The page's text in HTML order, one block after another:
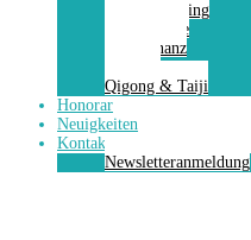
Hypnocoaching
Kinesiologie
Bioresonanz
Qigong & Taiji
Honorar
Neuigkeiten
Kontakt
Newsletteranmeldung